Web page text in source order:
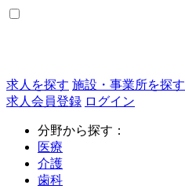
求人を探す 施設・事業所を探す
求人会員登録 ログイン
分野から探す：
医療
介護
歯科